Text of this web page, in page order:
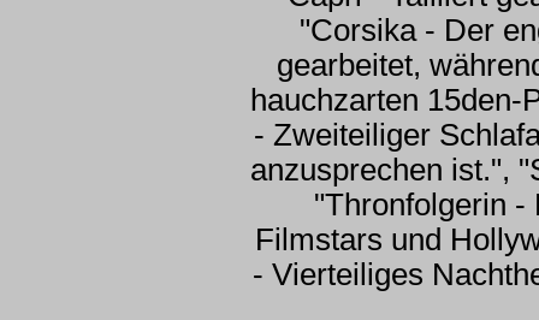
"Corsika - Der
gearbeitet,
hauchzarten 15den-
- Zweiteiliger
anzusprechen ist.",
"Thronfolgerin -
Filmstars und
- Vierteiliges